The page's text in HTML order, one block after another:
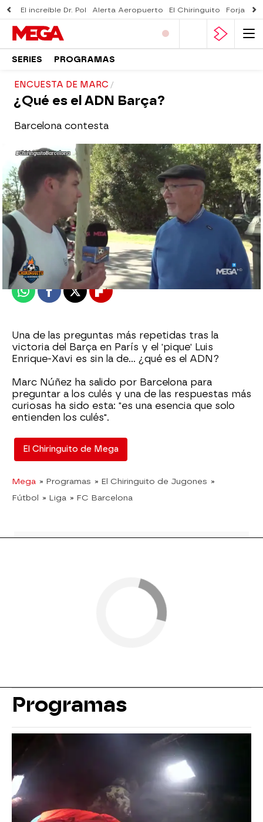
El increíble Dr. Pol Alerta Aeropuerto El Chiringuito Forjado
SERIES PROGRAMAS
ENCUESTA DE MARC
¿Qué es el ADN Barça?
Barcelona contesta
El Chiringuito
Publicado:12 de abril de 2024, 02:01
WhatsappFacebook
X Flipboard
Una de las preguntas más repetidas tras la
victoria del Barça en París y el 'pique' Luis
Enrique-Xavi es sin la de... ¿qué es el ADN?
Marc Núñez ha salido por Barcelona para
preguntar a los culés y una de las respuestas más
curiosas ha sido esta: "es una esencia que solo
entienden los culés".
El Chiringuito de Mega
Mega » Programas » El Chiringuito de Jugones »
Fútbol » Liga » FC Barcelona
Programas